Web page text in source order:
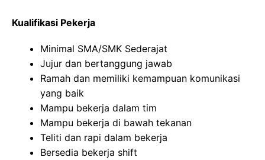
Kualifikasi Pekerja
Minimal SMA/SMK Sederajat
Jujur dan bertanggung jawab
Ramah dan memiliki kemampuan komunikasi
yang baik
Mampu bekerja dalam tim
Mampu bekerja di bawah tekanan
Teliti dan rapi dalam bekerja
Bersedia bekerja shift